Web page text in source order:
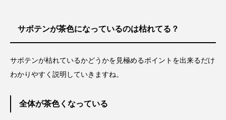
サボテンが茶色になっているのは枯れてる？
サボテンが枯れているかどうかを見極めるポイントを出来るだけ
わかりやすく説明していきますね。
全体が茶色くなっている